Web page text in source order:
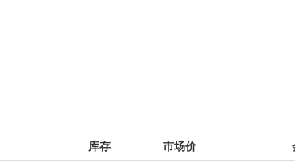
库存 市场价